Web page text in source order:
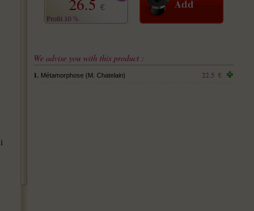
26.5 €
Profit 10 %
We advise you with this product :
1. Métamorphose (M. Chatelain) 22.5 €